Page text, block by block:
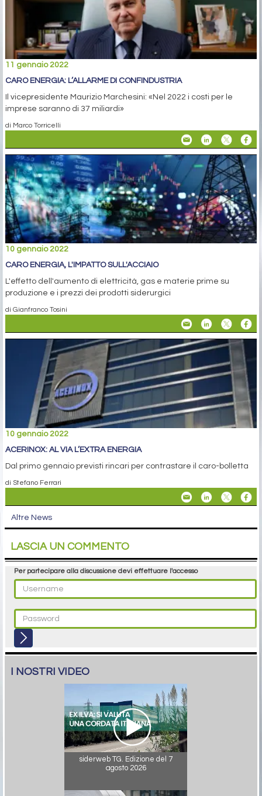
11 gennaio 2022
CARO ENERGIA: L’ALLARME DI CONFINDUSTRIA
Il vicepresidente Maurizio Marchesini: «Nel 2022 i costi per le
imprese saranno di 37 miliardi»
di Marco Torricelli
10 gennaio 2022
CARO ENERGIA, L'IMPATTO SULL'ACCIAIO
L'effetto dell'aumento di elettricità, gas e materie prime su
produzione e i prezzi dei prodotti siderurgici
di Gianfranco Tosini
10 gennaio 2022
ACERINOX: AL VIA L’EXTRA ENERGIA
Dal primo gennaio previsti rincari per contrastare il caro-bolletta
di Stefano Ferrari
Altre News
LASCIA UN COMMENTO
Per partecipare alla discussione devi effettuare l'accesso
I NOSTRI VIDEO
siderweb TG. Edizione del 7
agosto 2026